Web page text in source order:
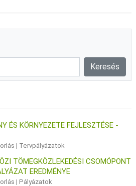
ÉS KÖRNYEZETE FEJLESZTÉSE -
| Tervpályázatok
TÖMEGKÖZLEKEDÉSI CSOMÓPONT
EREDMÉNYE
|Pályázatok